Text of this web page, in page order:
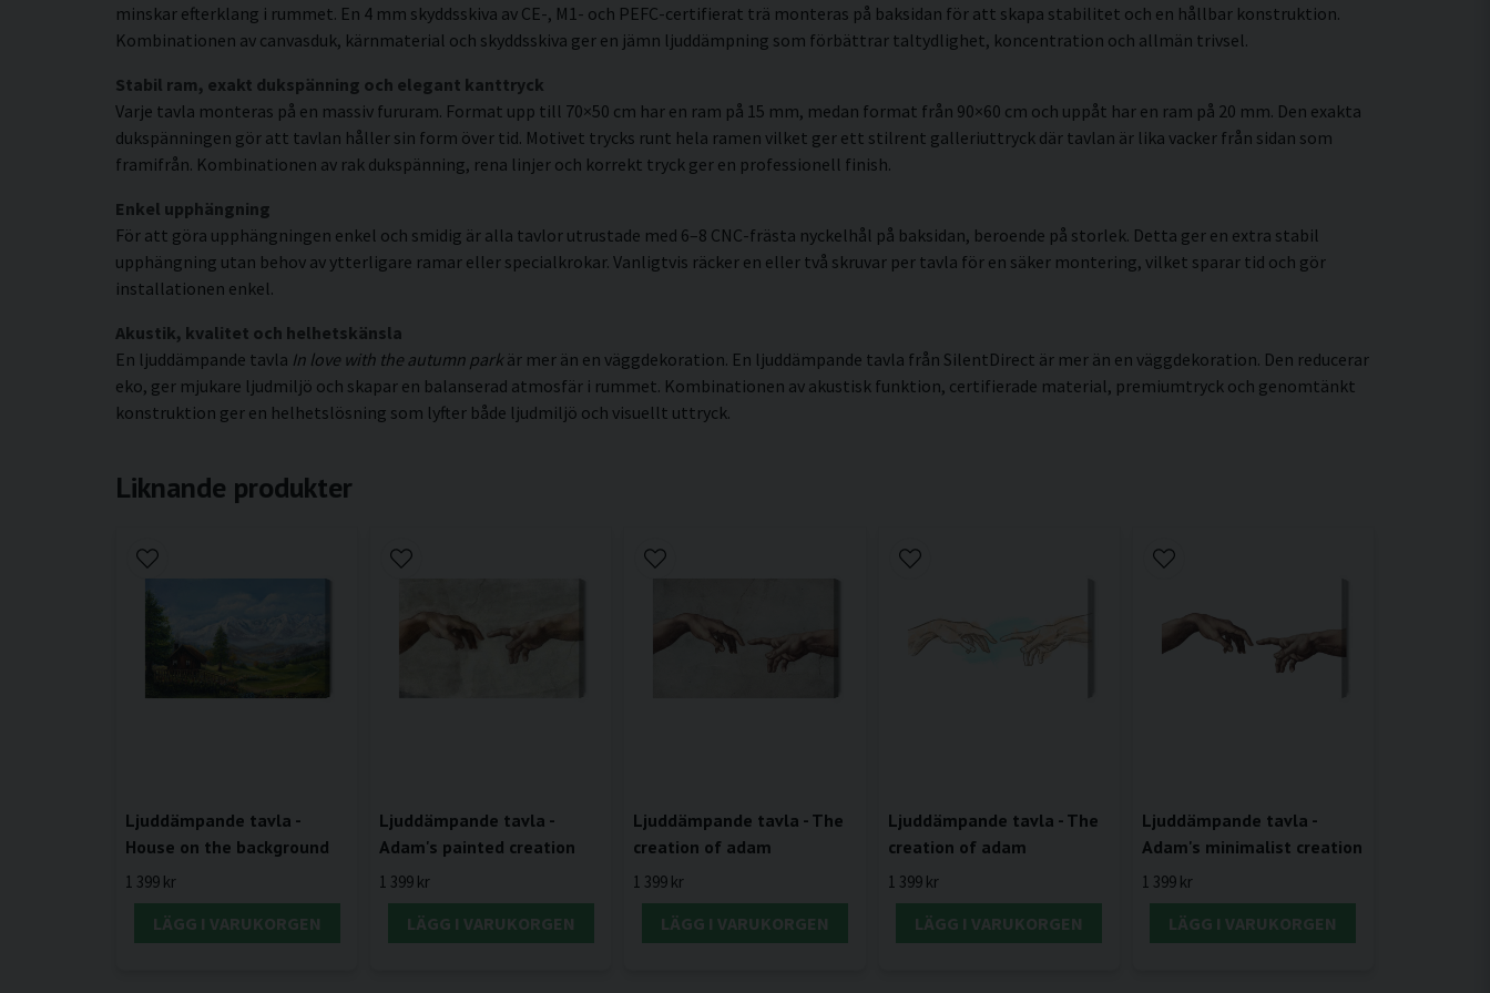
minskar efterklang i rummet. En 4 mm skyddsskiva av CE-, M1- och PEFC-certifierat trä monteras på baksidan för att skapa stabilitet och en hållbar konstruktion.
Kombinationen av canvasduk, kärnmaterial och skyddsskiva ger en jämn ljuddämpning som förbättrar taltydlighet, koncentration och allmän trivsel.
Stabil ram, exakt dukspänning och elegant kanttryck
Varje tavla monteras på en massiv fururam. Format upp till 70×50 cm har en ram på 15 mm, medan format från 90×60 cm och uppåt har en ram på 20 mm. Den exakta
dukspänningen gör att tavlan håller sin form över tid. Motivet trycks runt hela ramen vilket ger ett stilrent galleriuttryck där tavlan är lika vacker från sidan som
framifrån. Kombinationen av rak dukspänning, rena linjer och korrekt tryck ger en professionell finish.
Enkel upphängning
För att göra upphängningen enkel och smidig är alla tavlor utrustade med 6–8 CNC-frästa nyckelhål på baksidan, beroende på storlek. Detta ger en extra stabil
upphängning utan behov av ytterligare ramar eller specialkrokar. Vanligtvis räcker en eller två skruvar per tavla för en säker montering, vilket sparar tid och gör
installationen enkel.
Akustik, kvalitet och helhetskänsla
En ljuddämpande tavla In love with the autumn parkär mer än en väggdekoration. En ljuddämpande tavla från SilentDirect är mer än en väggdekoration. Den reducerar
eko, ger mjukare ljudmiljö och skapar en balanserad atmosfär i rummet. Kombinationen av akustisk funktion, certifierade material, premiumtryck och genomtänkt
konstruktion ger en helhetslösning som lyfter både ljudmiljö och visuellt uttryck.
Liknande produkter
Ljuddämpande tavla -
House on the background
1 399 kr
LÄGG I VARUKORGEN
Ljuddämpande tavla -
Adam's painted creation
1 399 kr
LÄGG I VARUKORGEN
Ljuddämpande tavla - The
creation of adam
1 399 kr
LÄGG I VARUKORGEN
Ljuddämpande tavla - The
creation of adam
1 399 kr
LÄGG I VARUKORGEN
Ljuddämpande tavla -
Adam's minimalist creation
1 399 kr
LÄGG I VARUKORGEN